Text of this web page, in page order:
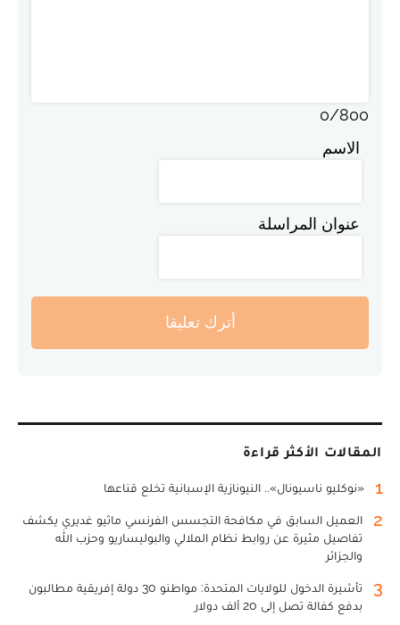
0/800
الاسم
عنوان المراسلة
أترك تعليقا
المقالات الأكثر قراءة
1 «نوكليو ناسيونال».. النيونازية الإسبانية تخلع قناعها
2
العميل السابق في مكافحة التجسس الفرنسي ماثيو غديري يكشف
تفاصيل مثيرة عن روابط نظام الملالي والبوليساريو وحزب الله
والجزائر
3
تأشيرة الدخول للولايات المتحدة: مواطنو 30 دولة إفريقية مطالبون
بدفع كفالة تصل إلى 20 ألف دولار